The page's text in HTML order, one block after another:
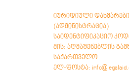
იურიდიული
(ადმინისტრაცია)
საიდენტიფიკაციო
მის: აღმაშენებლის
საქართველო
ელ-ფოსტა: